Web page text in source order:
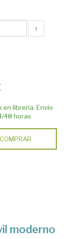
↑
en librería. Envío
48 horas
COMPRAR
moderno